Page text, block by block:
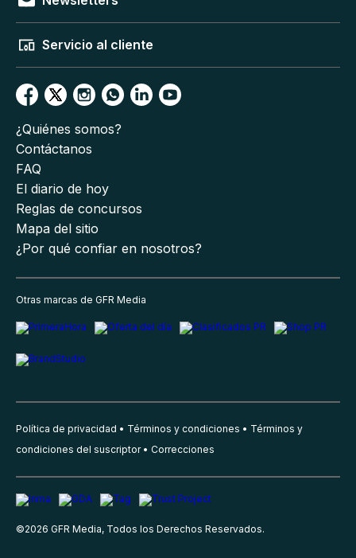
Servicio al cliente
¿Quiénes somos?
Contáctanos
FAQ
El diario de hoy
Reglas de concursos
Mapa del sitio
¿Por qué confiar en nosotros?
Otras marcas de GFR Media
Política de privacidad Términos y condiciones
Términos y
condiciones del suscriptor
Correcciones
©2026 GFR Media, Todos los Derechos Reservados.